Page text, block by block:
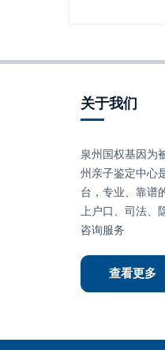
关于我们
泉州国权基因为
州亲子鉴定中心
台，专业、靠谱
上户口、司法、
咨询服务
查看更多